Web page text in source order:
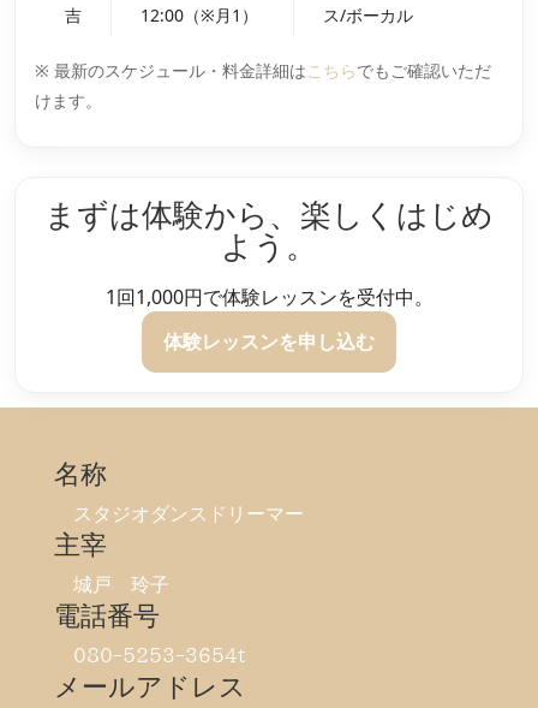
吉
12:00（※月1）
ス/ボーカル
※ 最新のスケジュール・料金詳細は こちらでもご確認いただ
けます。
まずは体験から、楽しくはじめ
よう。
1回1,000円で体験レッスンを受付中。
体験レッスンを申し込む
名称
スタジオダンスドリーマー
主宰
城戸 玲子
電話番号
080-5253-3654t
メールアドレス